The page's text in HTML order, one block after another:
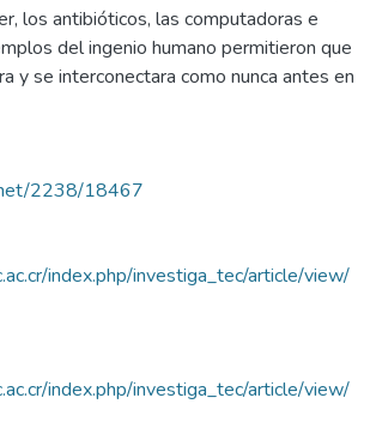
los antibióticos, las computadoras e
del ingenio humano permitieron que
y se interconectara como nunca antes en
2238/18467
index.php/investiga_tec/article/view/
index.php/investiga_tec/article/view/